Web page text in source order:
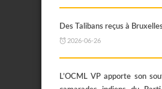
Des Talibans reçus à
2026-06-26
L’OCML VP apporte son